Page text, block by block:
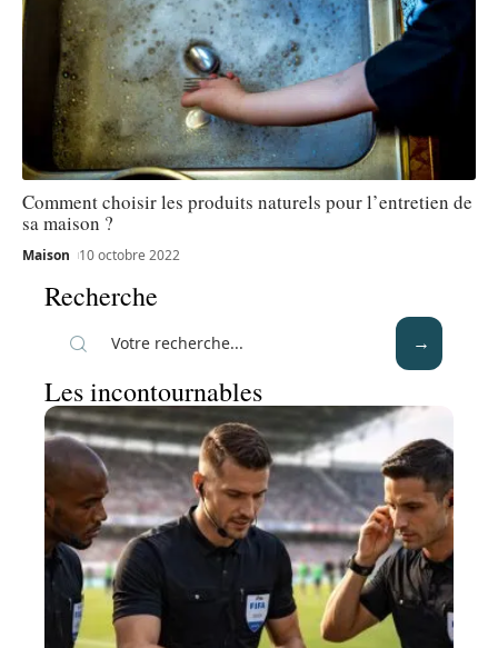
Comment choisir les produits naturels pour l’entretien de
sa maison ?
Maison 10 octobre 2022
Recherche
Les incontournables